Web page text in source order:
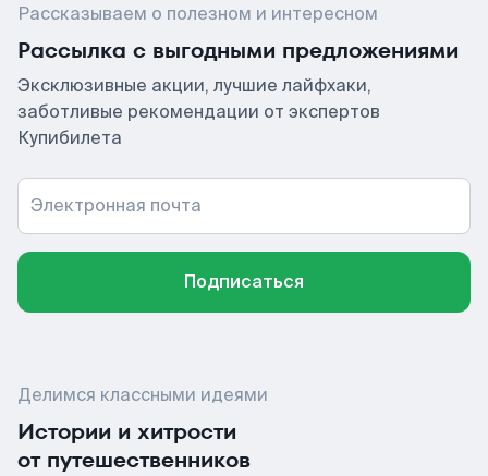
Рассказываем о полезном и интересном
Рассылка с выгодными предложениями
Эксклюзивные акции, лучшие лайфхаки,
заботливые рекомендации от экспертов
Купибилета
Электронная почта
Подписаться
Делимся классными идеями
Истории и хитрости
от путешественников